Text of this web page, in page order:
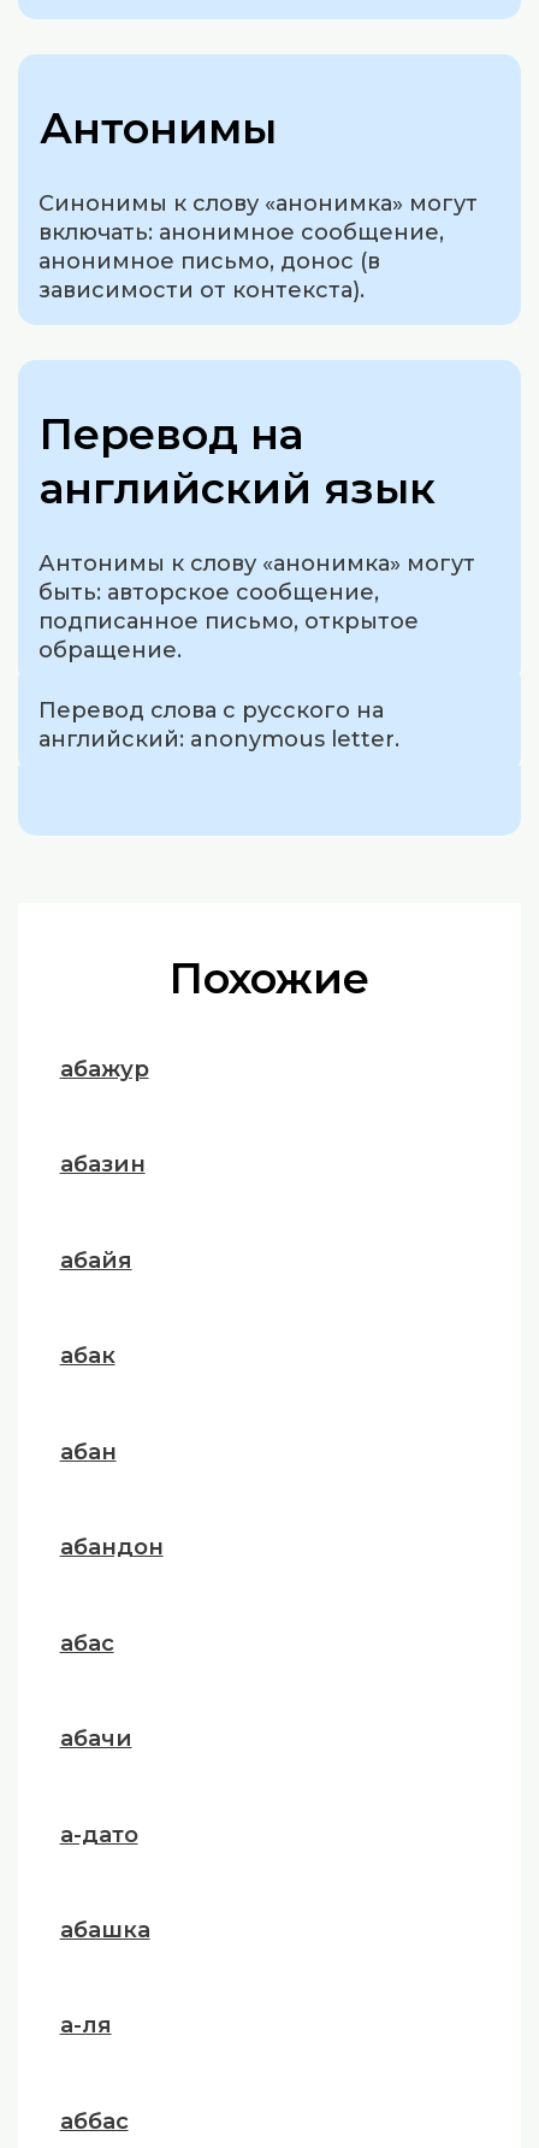
Антонимы
Синонимы к слову «анонимка» могут
включать: анонимное сообщение,
анонимное письмо, донос (в
зависимости от контекста).
Перевод на
английский язык
Антонимы к слову «анонимка» могут
быть: авторское сообщение,
подписанное письмо, открытое
обращение.
Перевод слова с русского на
английский: anonymous letter.
Похожие
абажур
абазин
абайя
абак
абан
абандон
абас
абачи
а-дато
абашка
а-ля
аббас